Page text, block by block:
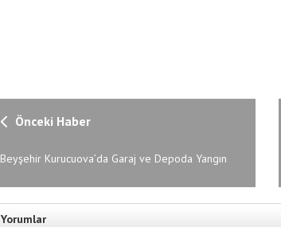
Önceki Haber
Beyşehir Kurucuova’da Garaj ve Depoda Yangın
Yorumlar